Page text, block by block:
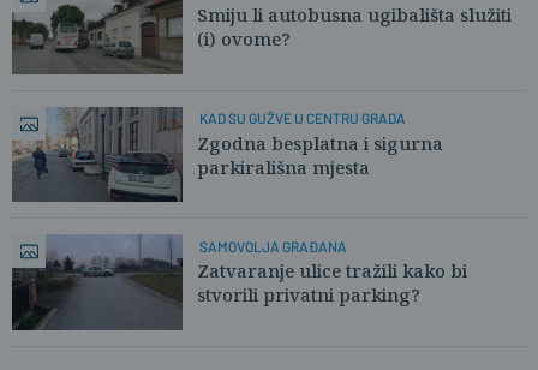
Smiju li autobusna ugibališta služiti
(i) ovome?
KAD SU GUŽVE U CENTRU GRADA
Zgodna besplatna i sigurna
parkirališna mjesta
SAMOVOLJA GRAĐANA
Zatvaranje ulice tražili kako bi
stvorili privatni parking?